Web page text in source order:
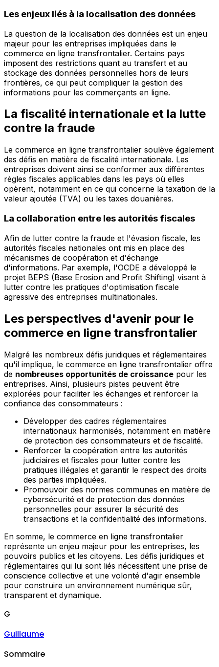
Les enjeux liés à la localisation des données
La question de la localisation des données est un enjeu
majeur pour les entreprises impliquées dans le
commerce en ligne transfrontalier. Certains pays
imposent des restrictions quant au transfert et au
stockage des données personnelles hors de leurs
frontières, ce qui peut compliquer la gestion des
informations pour les commerçants en ligne.
La fiscalité internationale et la lutte
contre la fraude
Le commerce en ligne transfrontalier soulève également
des défis en matière de fiscalité internationale. Les
entreprises doivent ainsi se conformer aux différentes
règles fiscales applicables dans les pays où elles
opèrent, notamment en ce qui concerne la taxation de la
valeur ajoutée (TVA) ou les taxes douanières.
La collaboration entre les autorités fiscales
Afin de lutter contre la fraude et l'évasion fiscale, les
autorités fiscales nationales ont mis en place des
mécanismes de coopération et d'échange
d'informations. Par exemple, l'OCDE a développé le
projet BEPS (Base Erosion and Profit Shifting) visant à
lutter contre les pratiques d'optimisation fiscale
agressive des entreprises multinationales.
Les perspectives d'avenir pour le
commerce en ligne transfrontalier
Malgré les nombreux défis juridiques et réglementaires
qu'il implique, le commerce en ligne transfrontalier offre
de nombreuses opportunités de croissance pour les
entreprises. Ainsi, plusieurs pistes peuvent être
explorées pour faciliter les échanges et renforcer la
confiance des consommateurs :
Développer des cadres réglementaires
internationaux harmonisés, notamment en matière
de protection des consommateurs et de fiscalité.
Renforcer la coopération entre les autorités
judiciaires et fiscales pour lutter contre les
pratiques illégales et garantir le respect des droits
des parties impliquées.
Promouvoir des normes communes en matière de
cybersécurité et de protection des données
personnelles pour assurer la sécurité des
transactions et la confidentialité des informations.
En somme, le commerce en ligne transfrontalier
représente un enjeu majeur pour les entreprises, les
pouvoirs publics et les citoyens. Les défis juridiques et
réglementaires qui lui sont liés nécessitent une prise de
conscience collective et une volonté d'agir ensemble
pour construire un environnement numérique sûr,
transparent et dynamique.
G
Guillaume
Sommaire